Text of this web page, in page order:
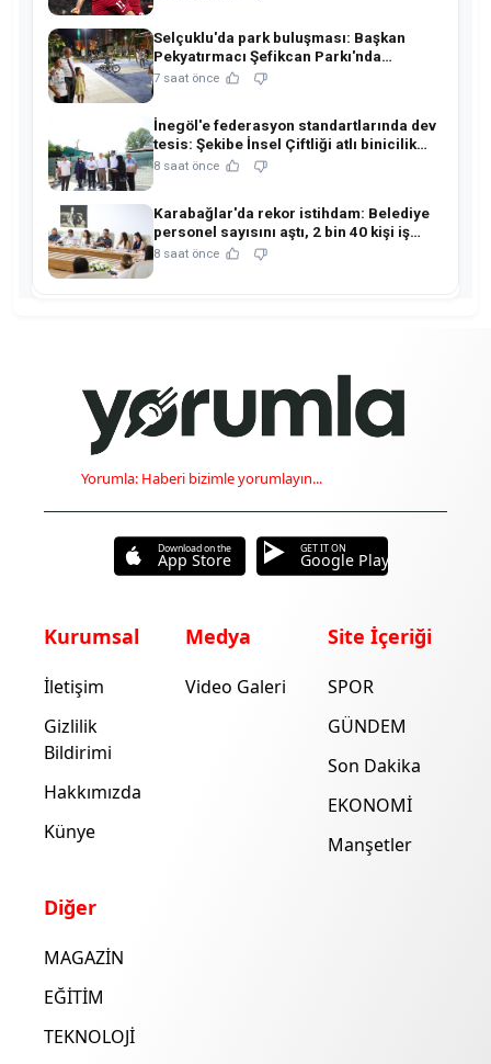
Selçuklu'da park buluşması: Başkan
Pekyatırmacı Şefikcan Parkı'nda
hemşehrileriyle buluştu!
7 saat önce
İnegöl'e federasyon standartlarında dev
tesis: Şekibe İnsel Çiftliği atlı binicilik
merkezine dönüşüyor!
8 saat önce
Karabağlar'da rekor istihdam: Belediye
personel sayısını aştı, 2 bin 40 kişi iş
sahibi oldu!
8 saat önce
Yorumla: Haberi bizimle yorumlayın...
Download on the
App Store
GET IT ON
Google Play
Kurumsal
İletişim
Gizlilik
Bildirimi
Hakkımızda
Künye
Medya
Video Galeri
Site İçeriği
SPOR
GÜNDEM
Son Dakika
EKONOMİ
Manşetler
Diğer
MAGAZİN
EĞİTİM
TEKNOLOJİ